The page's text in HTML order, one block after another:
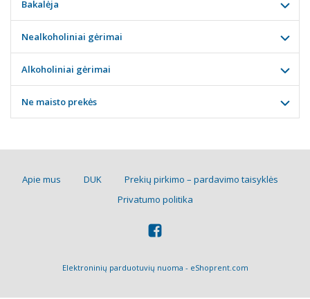
Bakalėja
Nealkoholiniai gėrimai
Alkoholiniai gėrimai
Ne maisto prekės
Apie mus DUK
Prekių pirkimo – pardavimo taisyklės
Privatumo politika
Elektroninių parduotuvių nuoma - eShoprent.com